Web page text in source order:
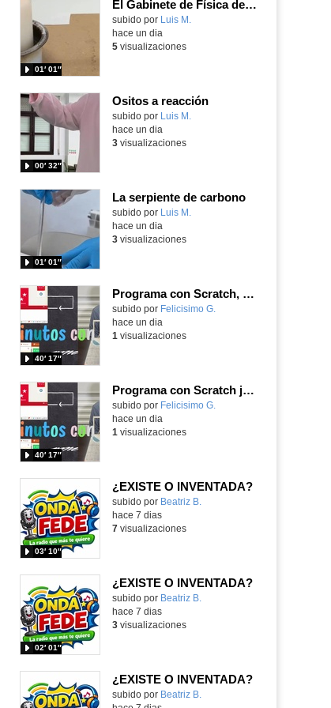
pantalla
El Gabinete de Física del IES Enrique Tierno Galván de Parla (Curso 25-26)
Contenido educativo.
subido por Luis M.
01′ 01″
hace un dia
5visualizaciones
Ositos a reacción
Contenido educativo.
subido por Luis M.
00′ 32″
hace un dia
3visualizaciones
La serpiente de carbono
Contenido educativo.
subido por Luis M.
01′ 01″
hace un dia
3visualizaciones
Programa con Scratch, 8 diferentes juegos para vivir la emoción de los partidos de España en el mundial 2026
Contenido educativo.
subido por Felicisimo G.
40′ 17″
hace un dia
1 visualizaciones
Programa con Scratch juegos con los partidos del mundial 2026 ganados por España
Contenido educativo.
subido por Felicisimo G.
40′ 17″
hace un dia
1 visualizaciones
¿EXISTE O INVENTADA?
Contenido educativo.
subido por Beatriz B.
03′ 10″
hace 7 dias
7visualizaciones
¿EXISTE O INVENTADA?
Contenido educativo.
subido por Beatriz B.
02′ 01″
hace 7 dias
3visualizaciones
¿EXISTE O INVENTADA?
Contenido educativo.
subido por Beatriz B.